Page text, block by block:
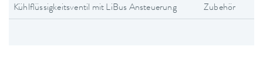
Kühlflüssigkeitsventil mit LiBus Ansteuerung Zubehör